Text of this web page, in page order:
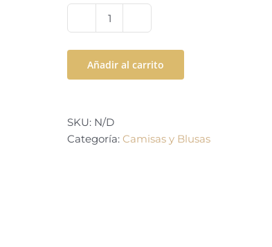
Camisa
corta
Añadir al carrito
SKU: N/D
Categoría:Camisas y Blusas